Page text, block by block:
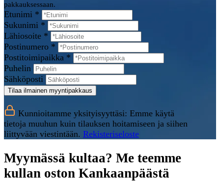
pakkauksessaan.
Etunimi *
Sukunimi *
Lähiosoite *
Postinumero *
Postitoimipaikka *
Puhelin
Sähköposti
Tilaa ilmainen myyntipakkaus
Kunnioitamme yksityisyyttäsi: Emme käytä
tietoja muuhun kuin tilauksen hoitamiseen ja siihen
liittyvään viestintään. Rekisteriseloste
Myymässä kultaa? Me teemme
kullan oston Kankaanpäästä